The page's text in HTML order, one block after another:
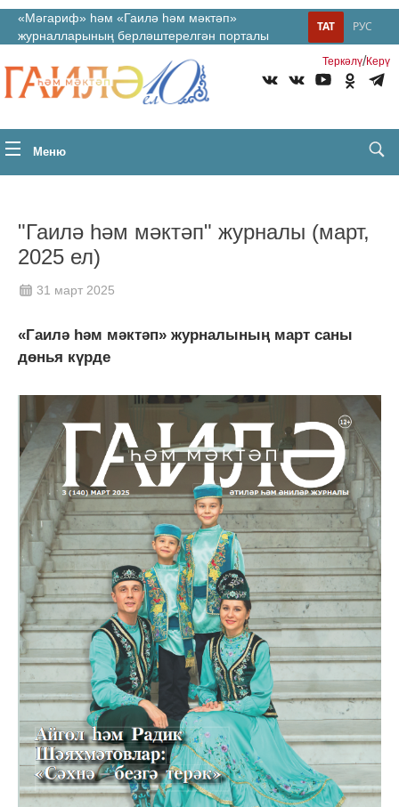
«Мәгариф» һәм «Гаилә һәм мәктәп»
журналларының берләштерелгән порталы
РУС
ТАТ
Теркəлү/Керү
Меню
"Гаилә һәм мәктәп" журналы (март,
2025 ел)
31 март 2025
«Гаилә һәм мәктәп» журналының март саны
дөнья күрде